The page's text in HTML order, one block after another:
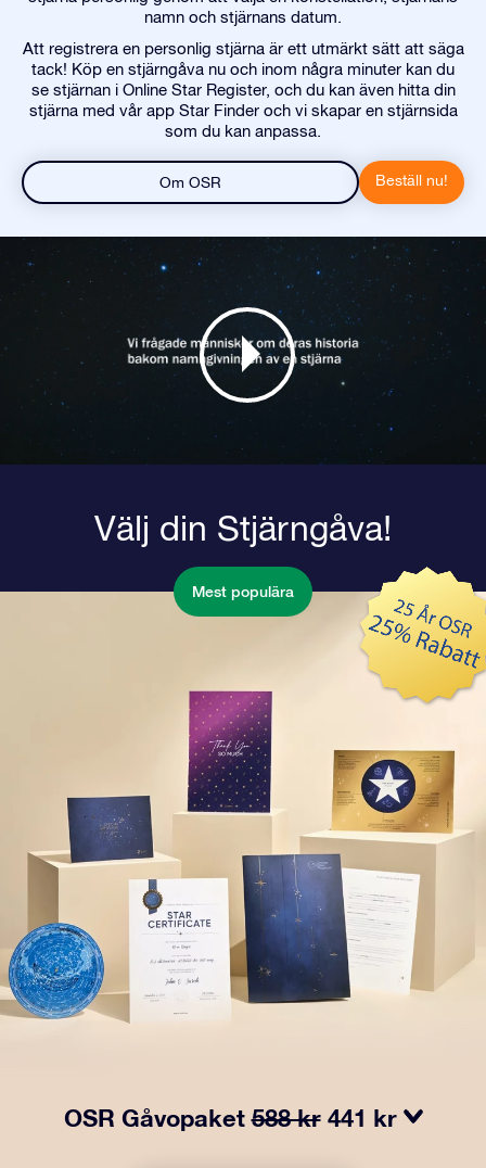
namn och stjärnans datum.
Att registrera en personlig stjärna är ett utmärkt sätt att säga
tack! Köp en stjärngåva nu och inom några minuter kan du
se stjärnan i Online Star Register, och du kan även hitta din
stjärna med vår app Star Finder och vi skapar en stjärnsida
som du kan anpassa.
Om OSR Beställ nu!
Välj din Stjärngåva!
Mest populära
OSR Gåvopaket588 kr 441 kr